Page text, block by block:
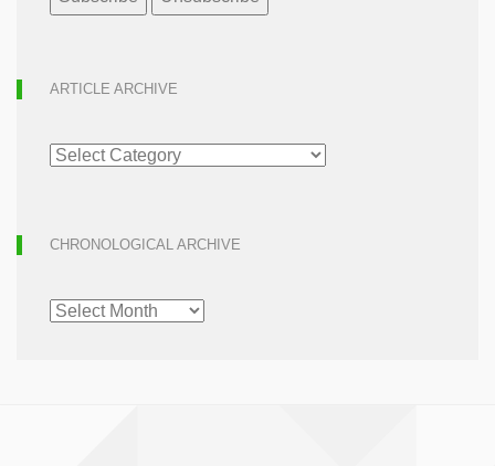
ARTICLE ARCHIVE
ARTICLE
ARCHIVE
CHRONOLOGICAL ARCHIVE
CHRONOLOGICAL
ARCHIVE